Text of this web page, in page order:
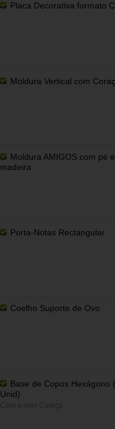
Placa Decorativa formato
Moldura Vertical com
Moldura AMIGOS com pé
madeira
Porta-Notas Rectangular
Coelho Suporte de Ovo
Base de Copos Hexágono
Unid)